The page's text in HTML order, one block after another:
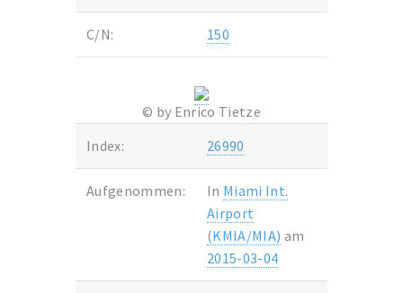
C/N: 150
© by Enrico Tietze
Index:
26990
Aufgenommen: In Miami Int.
Airport
(KMIA/MIA) am
2015-03-04